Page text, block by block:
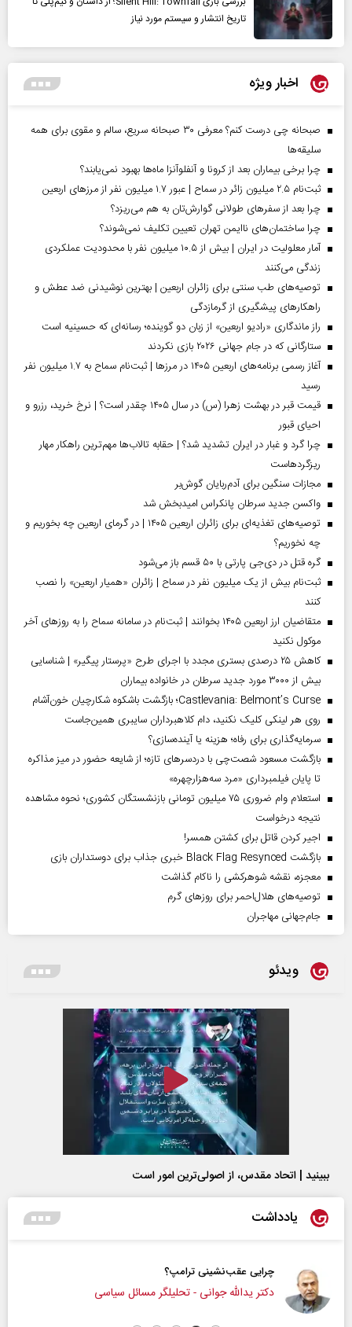
تاریخ انتشار و سیستم مورد نیاز
اخبار ویژه
صبحانه چی درست کنم؟ معرفی ۳۰ صبحانه سریع، سالم و مقوی برای همه
سلیقه‌ها
چرا برخی بیماران بعد از کرونا و آنفلوآنزا ماه‌ها بهبود نمی‌یابند؟
ثبت‌نام ۲.۵ میلیون زائر در سماح | عبور ۱.۷ میلیون نفر از مرز‌های اربعین
چرا بعد از سفرهای طولانی گوارش‌تان به هم می‌ریزد؟
چرا ساختمان‌های ناایمن تهران تعیین تکلیف نمی‌شوند؟
آمار معلولیت در ایران | بیش از ۱۰.۵ میلیون نفر با محدودیت عملکردی
زندگی می‌کنند
توصیه‌های طب سنتی برای زائران اربعین | بهترین نوشیدنی ضد عطش و
راهکارهای پیشگیری از گرمازدگی
راز ماندگاری «رادیو اربعین» از زبان دو گوینده؛ رسانه‌ای که حسینیه است
ستارگانی که در جام جهانی ۲۰۲۶ بازی نکردند
آغاز رسمی برنامه‌های اربعین ۱۴۰۵ در مرز‌ها | ثبت‌نام سماح به ۱.۷ میلیون نفر
رسید
قیمت قبر در بهشت زهرا (س) در سال ۱۴۰۵ چقدر است؟ | نرخ خرید، رزرو و
احیای قبور
چرا گرد و غبار در ایران تشدید شد؟ | حقابه تالاب‌ها مهم‌ترین راهکار مهار
ریزگردهاست
مجازات سنگین برای آدم‌ربایان گوش‌بر
واکسن جدید سرطان پانکراس امیدبخش شد
توصیه‌های تغذیه‌ای برای زائران اربعین ۱۴۰۵ | در گرمای اربعین چه بخوریم و
چه نخوریم؟
گره قتل در دی‌جی پارتی با ۵۰ قسم باز می‌شود
ثبت‌نام بیش از یک میلیون نفر در سماح | زائران «همیار اربعین» را نصب
کنند
متقاضیان ارز اربعین ۱۴۰۵ بخوانند | ثبت‌نام در سامانه سماح را به روز‌های آخر
موکول نکنید
کاهش ۲۵ درصدی بستری مجدد با اجرای طرح «پرستار پیگیر» | شناسایی
بیش از ۳۰۰۰ مورد جدید سرطان در خانواده بیماران
Castlevania: Belmont’s Curse؛ بازگشت باشکوه شکارچیان خون‌آشام
روی هر لینکی کلیک نکنید، دام کلاهبرداران سایبری همین‌جاست
سرمایه‌گذاری برای رفاه؛ هزینه یا آینده‌سازی؟
بازگشت مسعود شصت‌چی با دردسر‌های تازه؛ از شایعه حضور در میز مذاکره
تا پایان فیلمبرداری «مرد سه‌هزارچهره»
استعلام وام ضروری ۷۵ میلیون تومانی بازنشستگان کشوری؛ نحوه مشاهده
نتیجه درخواست
اجیر کردن قاتل برای کشتن همسر!
بازگشت Black Flag Resynced خبری جذاب برای دوستداران بازی
معجزه، نقشه شوهرکشی را ناکام گذاشت
توصیه‌های هلال‌احمر برای روز‌های گرم
جام‌جهانی مهاجران
ویدئو
ببینید | اتحاد مقدس، از اصولی‌ترین امور است
یادداشت
چرایی عقب‌نشینی ترامپ؟
دکتر یدالله جوانی - تحلیلگر مسائل سیاسی